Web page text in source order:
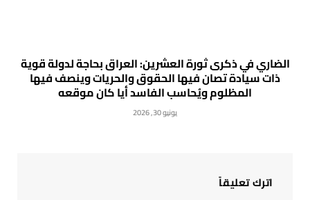
الضاري في ذكرى ثورة العشرين: العراق بحاجة لدولة قوية
ذات سيادة تصان فيها الحقوق والحريات وينصف فيها
المظلوم ويُحاسب الفاسد أيا كان موقعه
يونيو 30, 2026
اترك تعليقاً